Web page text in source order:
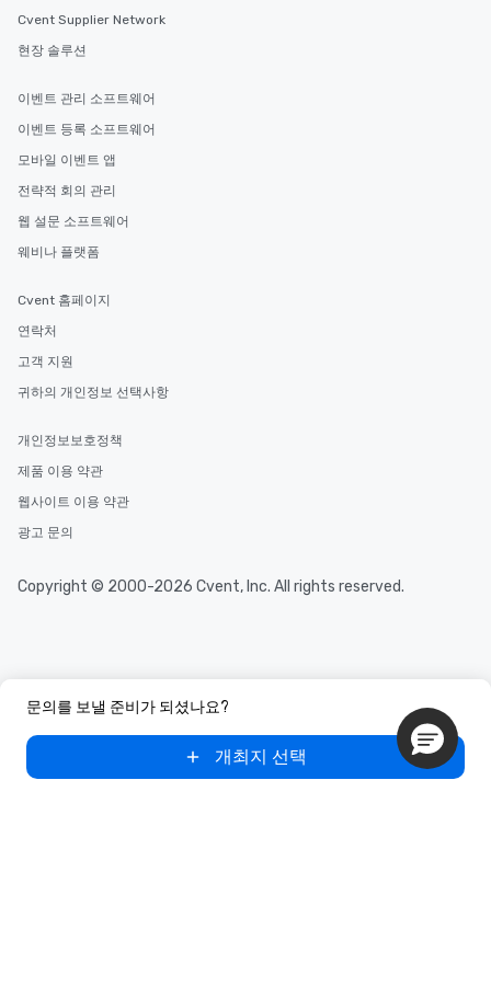
문의를 보낼 준비가 되셨나요?
개최지 선택
Cvent Supplier Network
현장 솔루션
이벤트 관리 소프트웨어
이벤트 등록 소프트웨어
모바일 이벤트 앱
전략적 회의 관리
웹 설문 소프트웨어
웨비나 플랫폼
Cvent 홈페이지
연락처
고객 지원
귀하의 개인정보 선택사항
개인정보보호정책
제품 이용 약관
웹사이트 이용 약관
광고 문의
Copyright © 2000-2026 Cvent, Inc. All rights reserved.